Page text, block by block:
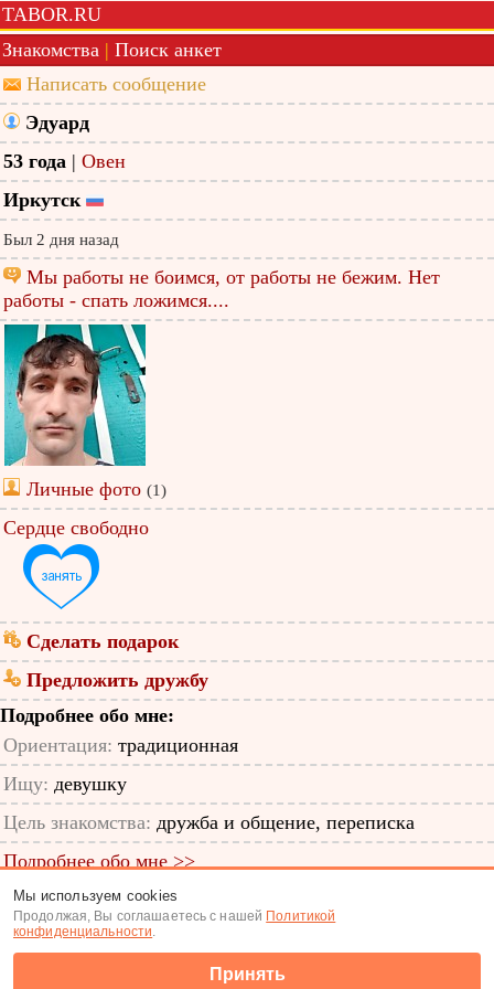
TABOR.RU
Знакомства | Поиск анкет
Написать сообщение
Эдуард
53 года | Овен
Иркутск
Был 2 дня назад
Мы работы не боимся, от работы не бежим. Нет
работы - спать ложимся....
Личные фото (1)
Сердце свободно
Сделать подарок
Предложить дружбу
Подробнее обо мне:
Ориентация: традиционная
Ищу: девушку
Цель знакомства: дружба и общение, переписка
Подробнее обо мне >>
ID анкеты: 11503816
Знакомства|Поиск анкет
Мы используем cookies
Продолжая, Вы соглашаетесь с нашей Политикой
конфиденциальности.
Принять